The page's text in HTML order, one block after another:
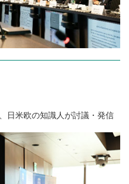
日米欧の知識人が討議・発信